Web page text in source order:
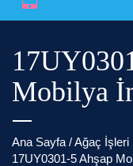
Mobilya
Ana Sayfa / Ağaç İşleri
17UY0301-5 Ahşap